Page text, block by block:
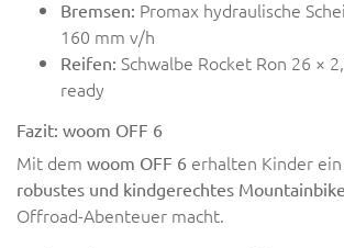
Bremsen: Promax hydraulische
160 mm v/h
Reifen: Schwalbe Rocket Ron 26 ×
ready
Fazit: woom OFF 6
Mit dem woom OFF 6 erhalten Kinder ein
robustes und kindgerechtes Mountainbike
Offroad-Abenteuer macht.